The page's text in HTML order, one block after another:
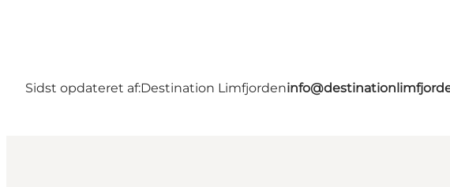
Sidst opdateret af:Destination Limfjorden